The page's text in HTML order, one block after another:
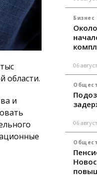
области.
и
Бизнес
06
06